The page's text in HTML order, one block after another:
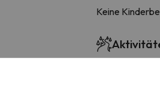
Keine